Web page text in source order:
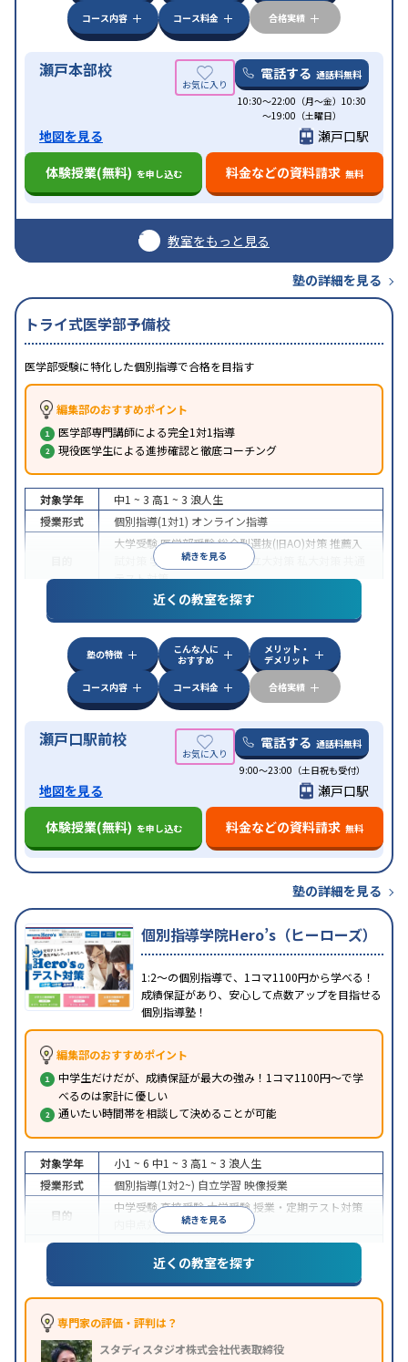
コース内容 コース料金 合格実績
瀬戸本部校 電話する 通話料無料
10:30～22:00（月～金）10:30
～19:00（土曜日）
地図を見る
瀬戸口駅
体験授業(無料) を申し込む 料金などの資料請求 無料
教室をもっと見る
塾の詳細を見る
トライ式医学部予備校
医学部受験に特化した個別指導で合格を目指す
編集部のおすすめポイント
医学部専門講師による完全1対1指導
現役医学生による進捗確認と徹底コーチング
続きを見る
対象学年 中1 ~ 3 高1 ~ 3 浪人生
授業形式
個別指導(1対1) オンライン指導
大学受験医学部受験総合型選抜(旧AO)対策推薦入
学校別特化対策 国公立大対策
テスト対策
特徴
中高一貫校生に対応授業の振替可能
オンライン対応1科目から受講可能季節講習の
みの受講可
自習室あり
近くの教室を探す
塾の特徴
こんな人に
おすすめ
メリット・
デメリット
コース内容
コース料金 合格実績
瀬戸口駅前校 電話する 通話料無料
9:00～23:00（土日祝も受付）
地図を見る
瀬戸口駅
体験授業(無料) を申し込む 料金などの資料請求 無料
塾の詳細を見る
個別指導学院Hero’s（ヒーローズ）
1:2～の個別指導で、1コマ1100円から学べる！
成績保証があり、安心して点数アップを目指せる
個別指導塾！
編集部のおすすめポイント
中学生だけだが、成績保証が最大の強み！1コマ1100円～で学
べるのは家計に優しい
通いたい時間帯を相談して決めることが可能
続きを見る
対象学年 小1 ~ 6 中1 ~ 3 高1 ~ 3 浪人生
授業形式
個別指導(1対2~) 自立学習 映像授業
目的
中学受験高校受験大学受験 授業・定期テスト対策
内申点対策
学習習慣の定着
中高一貫校生に対応成績保証制度あり授業の振替
1科目から受講可能 季節講習のみの受講可
※2023年3月調査。小学校高学年の個別指導塾アンケート調査方法を参
照
近くの教室を探す
専門家の評価・評判は？
スタディスタジオ株式会社代表取締役